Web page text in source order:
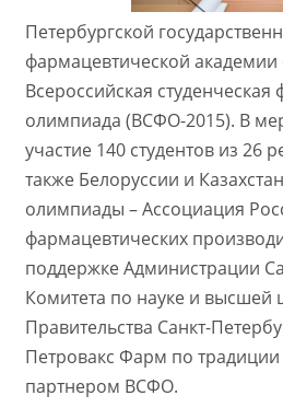
Петербургской
фармацевтической академии
Всероссийская
олимпиада (ВСФО-2015). В
участие 140 студентов из 26
также Белоруссии и
олимпиады – Ассоциация
фармацевтических
поддержке Администрации
Комитета по науке и высшей
Правительства Санкт-
Петровакс Фарм по традиции
партнером ВСФО.